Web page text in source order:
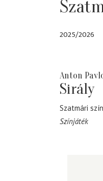
2025/2026
Anton
Sirály
Szatmári
Színjáték